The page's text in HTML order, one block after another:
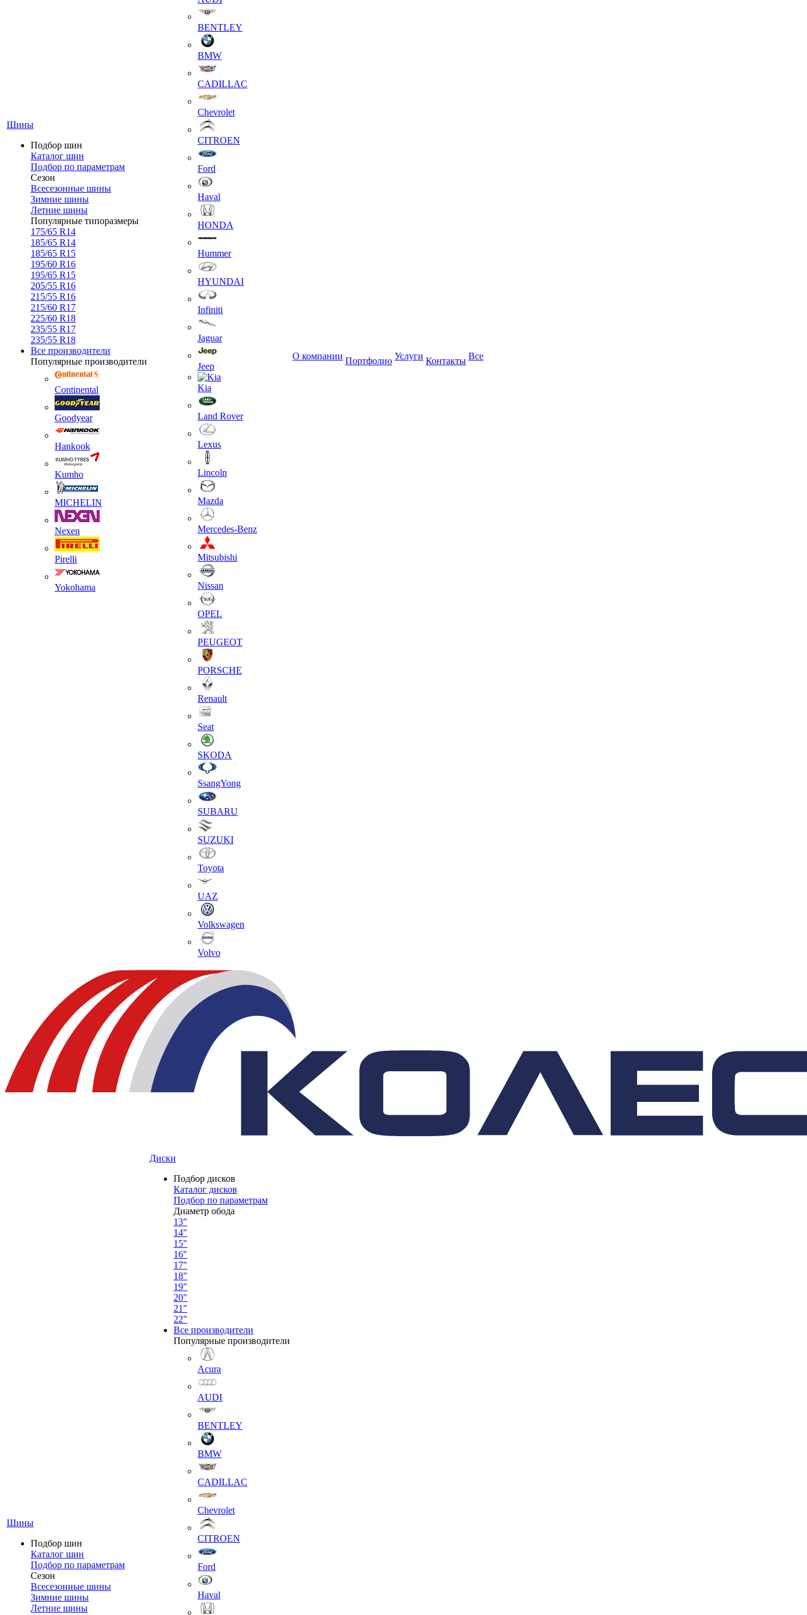
Шины
Подбор шин
Каталог шин
Подбор по параметрам
Сезон
Всесезонные шины
Зимние шины
Летние шины
Популярные типоразмеры
175/65 R14
185/65 R14
185/65 R15
195/60 R16
195/65 R15
205/55 R16
215/55 R16
215/60 R17
225/60 R18
235/55 R17
235/55 R18
Все производители
Популярные производители
Continental
Goodyear
Hankook
Kumho
MICHELIN
Nexen
Pirelli
Yokohama
BENTLEY
BMW
CADILLAC
Chevrolet
CITROEN
Ford
Haval
HONDA
Hummer
HYUNDAI
Infiniti
Jaguar
Jeep
Kia
Land Rover
Lexus
Lincoln
Mazda
Mercedes-Benz
Mitsubishi
Nissan
OPEL
PEUGEOT
PORSCHE
Renault
Seat
SKODA
SsangYong
SUBARU
SUZUKI
Toyota
UAZ
Volkswagen
Volvo
О компании Портфолио Услуги Контакты Все
Шины
Подбор шин
Каталог шин
Подбор по параметрам
Сезон
Всесезонные шины
Зимние шины
Летние шины
Диски
Подбор дисков
Каталог дисков
Подбор по параметрам
Диаметр обода
13"
14"
15"
16"
17"
18"
19"
20"
21"
22"
Все производители
Популярные производители
Acura
AUDI
BENTLEY
BMW
CADILLAC
Chevrolet
CITROEN
Ford
Haval